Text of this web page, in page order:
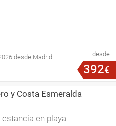
desde Madrid desde
392€
y Costa Esmeralda
en playa